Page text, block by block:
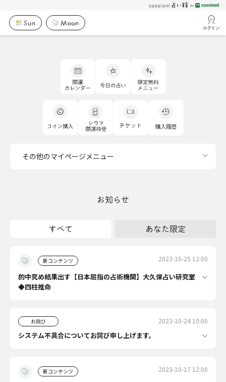
ログイン
その他のマイページメニュー
お知らせ
すべて あなた限定
新コンテンツ 2023-10-25 12:00
的中究め結果出す【日本屈指の占術機関】大久保占い研究室
◆四柱推命
お詫び 2023-10-24 10:00
システム不具合についてお詫び申し上げます。
新コンテンツ 2023-10-17 12:00